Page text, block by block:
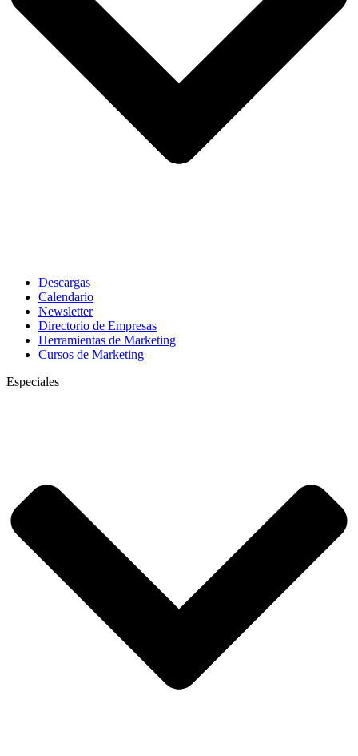
Descargas
Calendario
Newsletter
Directorio de Empresas
Herramientas de Marketing
Cursos de Marketing
Especiales